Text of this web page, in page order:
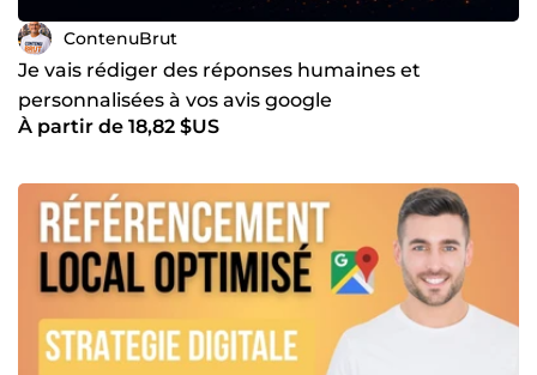
ContenuBrut
Je vais rédiger des réponses humaines et
personnalisées à vos avis google
À partir de 18,82 $US